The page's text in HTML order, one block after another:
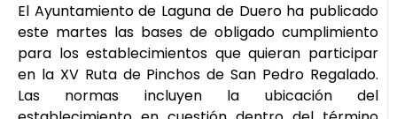
El Ayuntamiento de Laguna de Duero ha publicado
este martes las bases de obligado cumplimiento
para los establecimientos que quieran participar
en la XV Ruta de Pinchos de San Pedro Regalado.
Las normas incluyen la ubicación del